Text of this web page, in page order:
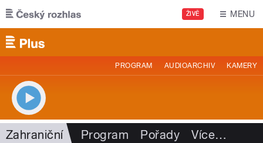
Přejít k hlavnímu obsahu
ŽIVĚ MENU
PROGRAM AUDIOARCHIV KAMERY
Zahraniční Program Pořady Více…